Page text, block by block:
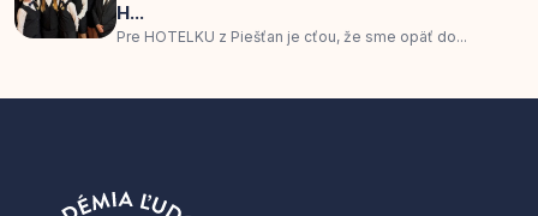
H...
Pre HOTELKU z Piešťan je cťou, že sme opäť do...